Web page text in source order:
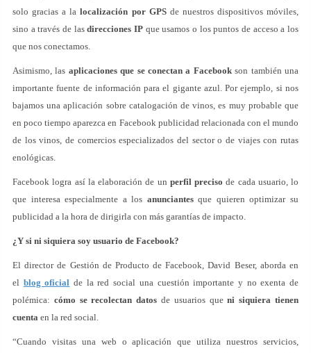
solo gracias a lalocalización por GPSde nuestros dispositivos móviles,
sino a través de lasdirecciones IP que usamos o los puntos de acceso a los
que nos conectamos.
Asimismo, las aplicaciones que se conectan a Facebookson también una
importante fuente de información para el gigante azul. Por ejemplo, si nos
bajamos una aplicación sobre catalogación de vinos, es muy probable que
en poco tiempo aparezca en Facebook publicidad relacionada con el mundo
de los vinos, de comercios especializados del sector o de viajes con rutas
enológicas.
Facebook logra así la elaboración de un perfil preciso de cada usuario, lo
que interesa especialmente a los anunciantesque quieren optimizar su
publicidad a la hora de dirigirla con más garantías de impacto.
¿Y si ni siquiera soy usuario de Facebook?
El director de Gestión de Producto de Facebook, David Beser, aborda en
el blog oficial de la red social una cuestión importante y no exenta de
polémica: cómo se recolectan datos de usuarios queni siquiera tienen
cuenta en la red social.
“Cuando visitas una web o aplicación que utiliza nuestros servicios,